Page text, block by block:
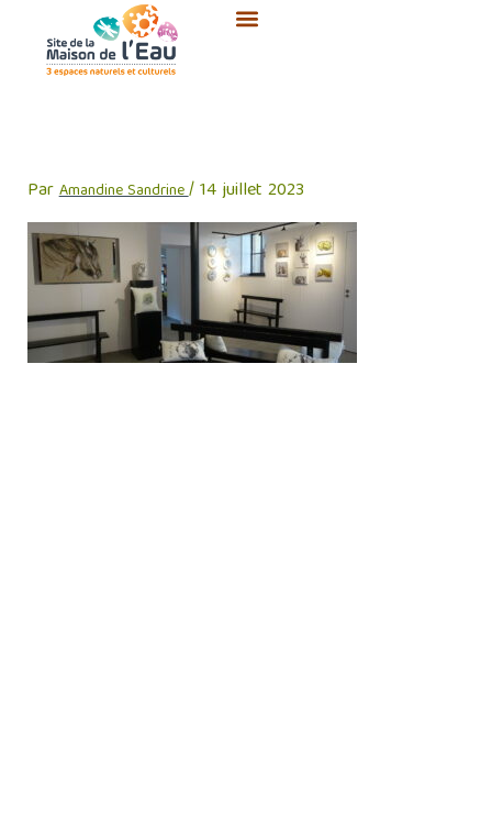
contenu
ParAmandine Sandrine/14 juillet 2023